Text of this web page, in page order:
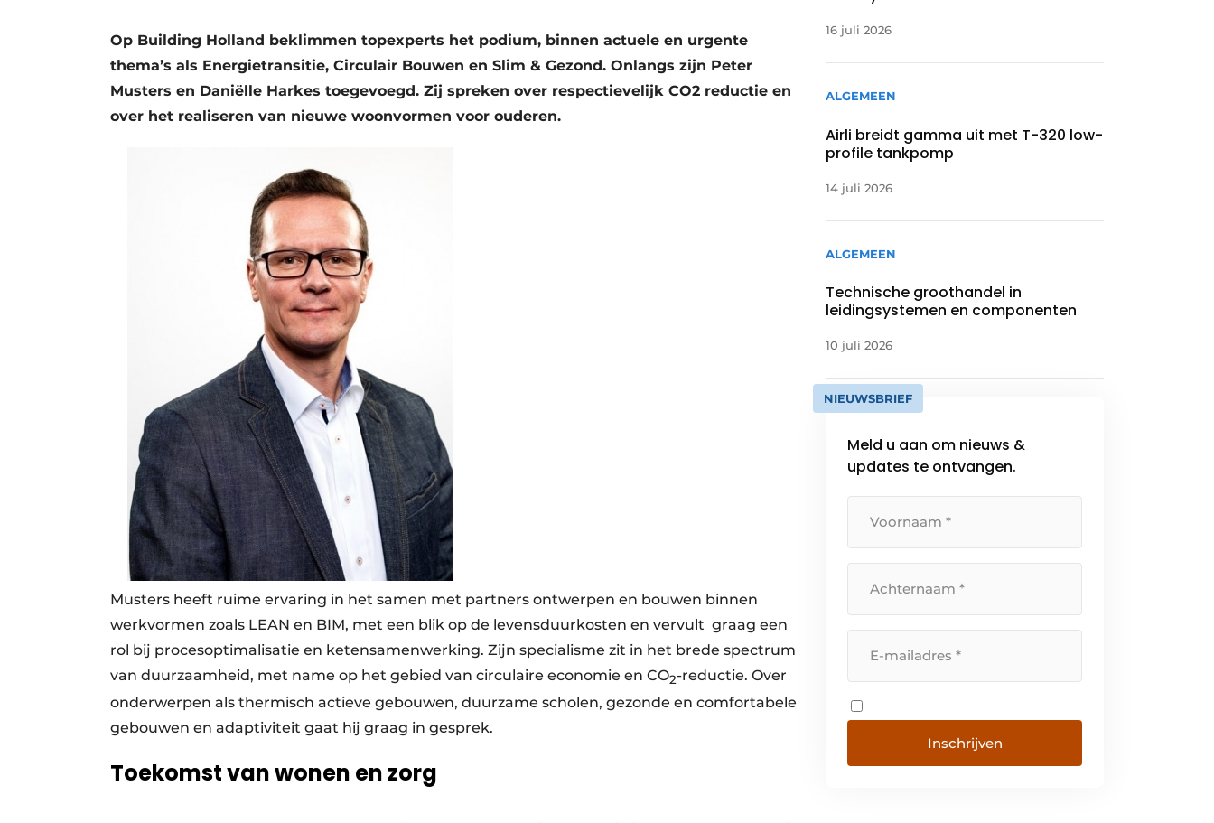
Video’s
Op Building Holland beklimmen topexperts het podium, binnen actuele en urgente
thema’s als Energietransitie, Circulair Bouwen en Slim & Gezond. Onlangs zijn Peter
Musters en Daniëlle Harkes toegevoegd. Zij spreken over respectievelijk CO2 reductie en
over het realiseren van nieuwe woonvormen voor ouderen.
Musters heeft ruime ervaring in het samen met partners ontwerpen en bouwen binnen
werkvormen zoals LEAN en BIM, met een blik op de levensduurkosten en vervult graag een
rol bij procesoptimalisatie en ketensamenwerking. Zijn specialisme zit in het brede spectrum
van duurzaamheid, met name op het gebied van circulaire economie en CO2-reductie. Over
onderwerpen als thermisch actieve gebouwen, duurzame scholen, gezonde en comfortabele
gebouwen en adaptiviteit gaat hij graag in gesprek.
Toekomst van wonen en zorg
16 juli 2026
ALGEMEEN
Airli breidt gamma uit met T-320 low-
profile tankpomp
14 juli 2026
ALGEMEEN
Technische groothandel in
leidingsystemen en componenten
10 juli 2026
NIEUWSBRIEF
Meld u aan om nieuws &
updates te ontvangen.
Inschrijven